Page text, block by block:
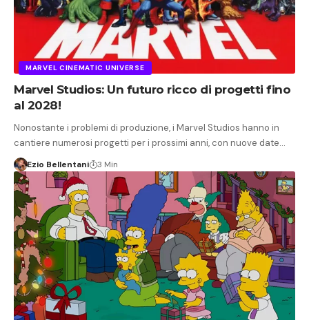
MARVEL CINEMATIC UNIVERSE
Marvel Studios: Un futuro ricco di progetti fino
al 2028!
Nonostante i problemi di produzione, i Marvel Studios hanno in
cantiere numerosi progetti per i prossimi anni, con nuove date…
Ezio Bellentani 3 Min